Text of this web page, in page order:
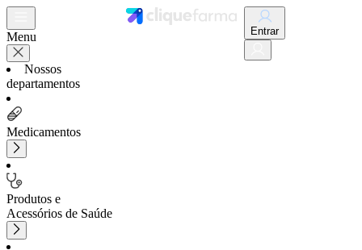
Menu
Nossos
departamentos
Medicamentos
Produtos e
Acessórios de Saúde
Entrar